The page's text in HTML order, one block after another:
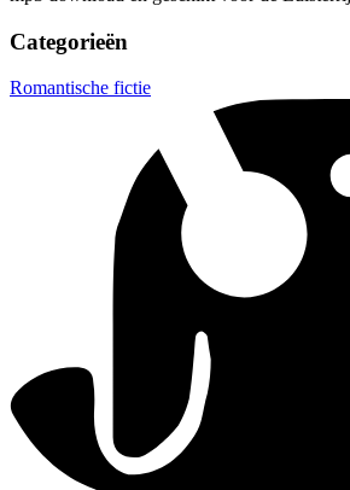
Categorieën
Romantische fictie